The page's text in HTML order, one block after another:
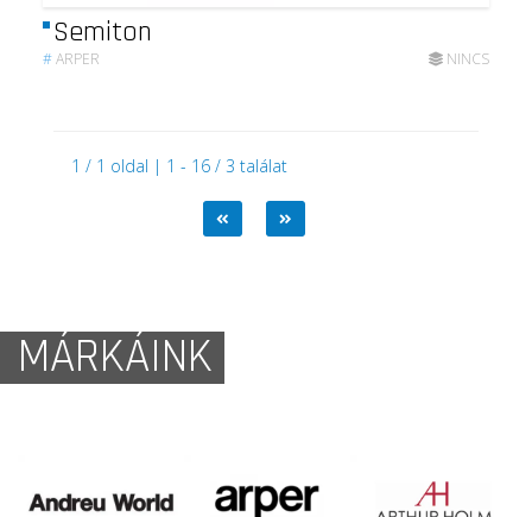
Semiton
#ARPER NINCS
1 / 1 oldal | 1 - 16 / 3 találat
MÁRKÁINK